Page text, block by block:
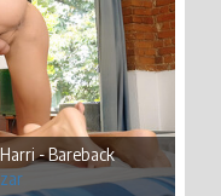
- Bareback